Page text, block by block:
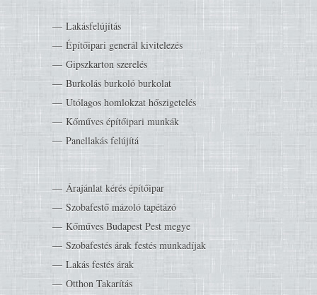
Lakásfelújítás
Építőipari generál kivitelezés
Gipszkarton szerelés
Burkolás burkoló burkolat
Utólagos homlokzat hőszigetelés
Kőműves építőipari munkák
Panellakás felújítá
Árajánlat kérés építőipar
Szobafestő mázoló tapétázó
Kőműves Budapest Pest megye
Szobafestés árak festés munkadíjak
Lakás festés árak
Otthon Takarítás